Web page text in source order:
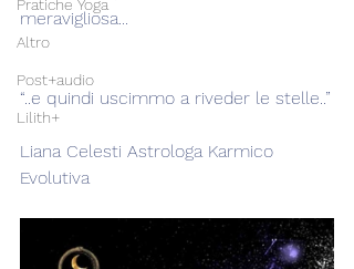
Pratiche Yoga
Altro
Post+audio
Lilith+
meravigliosa...
“..e quindi uscimmo a riveder le stelle..”
Liana Celesti Astrologa Karmico
Evolutiva